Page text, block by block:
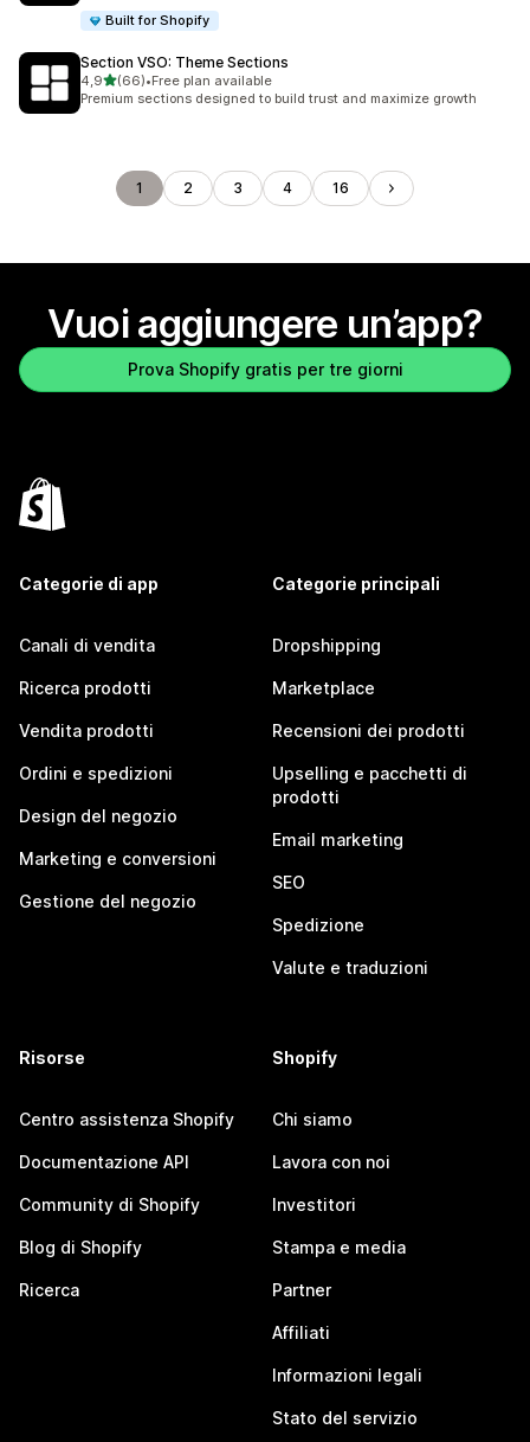
Built for Shopify
Section VSO: Theme Sections
4,9stelle su 5
(66)
66 recensioni totali
•Free plan available
Premium sections designed to build trust and maximize growth
1 2 3 4 16
Vuoi aggiungere un’app?
Prova Shopify gratis per tre giorni
Categorie di app
Canali di vendita
Ricerca prodotti
Vendita prodotti
Ordini e spedizioni
Design del negozio
Marketing e conversioni
Gestione del negozio
Categorie principali
Dropshipping
Marketplace
Recensioni dei prodotti
Upselling e pacchetti di
prodotti
Email marketing
SEO
Spedizione
Valute e traduzioni
Risorse
Centro assistenza Shopify
Documentazione API
Community di Shopify
Blog di Shopify
Ricerca
Shopify
Chi siamo
Lavora con noi
Investitori
Stampa e media
Partner
Affiliati
Informazioni legali
Stato del servizio